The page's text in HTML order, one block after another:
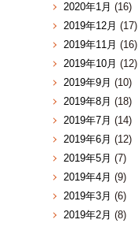
2020年1月 (16)
2019年12月 (17)
2019年11月 (16)
2019年10月 (12)
2019年9月 (10)
2019年8月 (18)
2019年7月 (14)
2019年6月 (12)
2019年5月 (7)
2019年4月 (9)
2019年3月 (6)
2019年2月 (8)